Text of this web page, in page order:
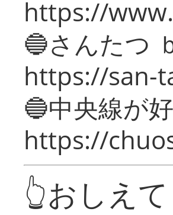
https://
🔵さんたつ
https://san-
🔵中央線が
https://
👆おしえ